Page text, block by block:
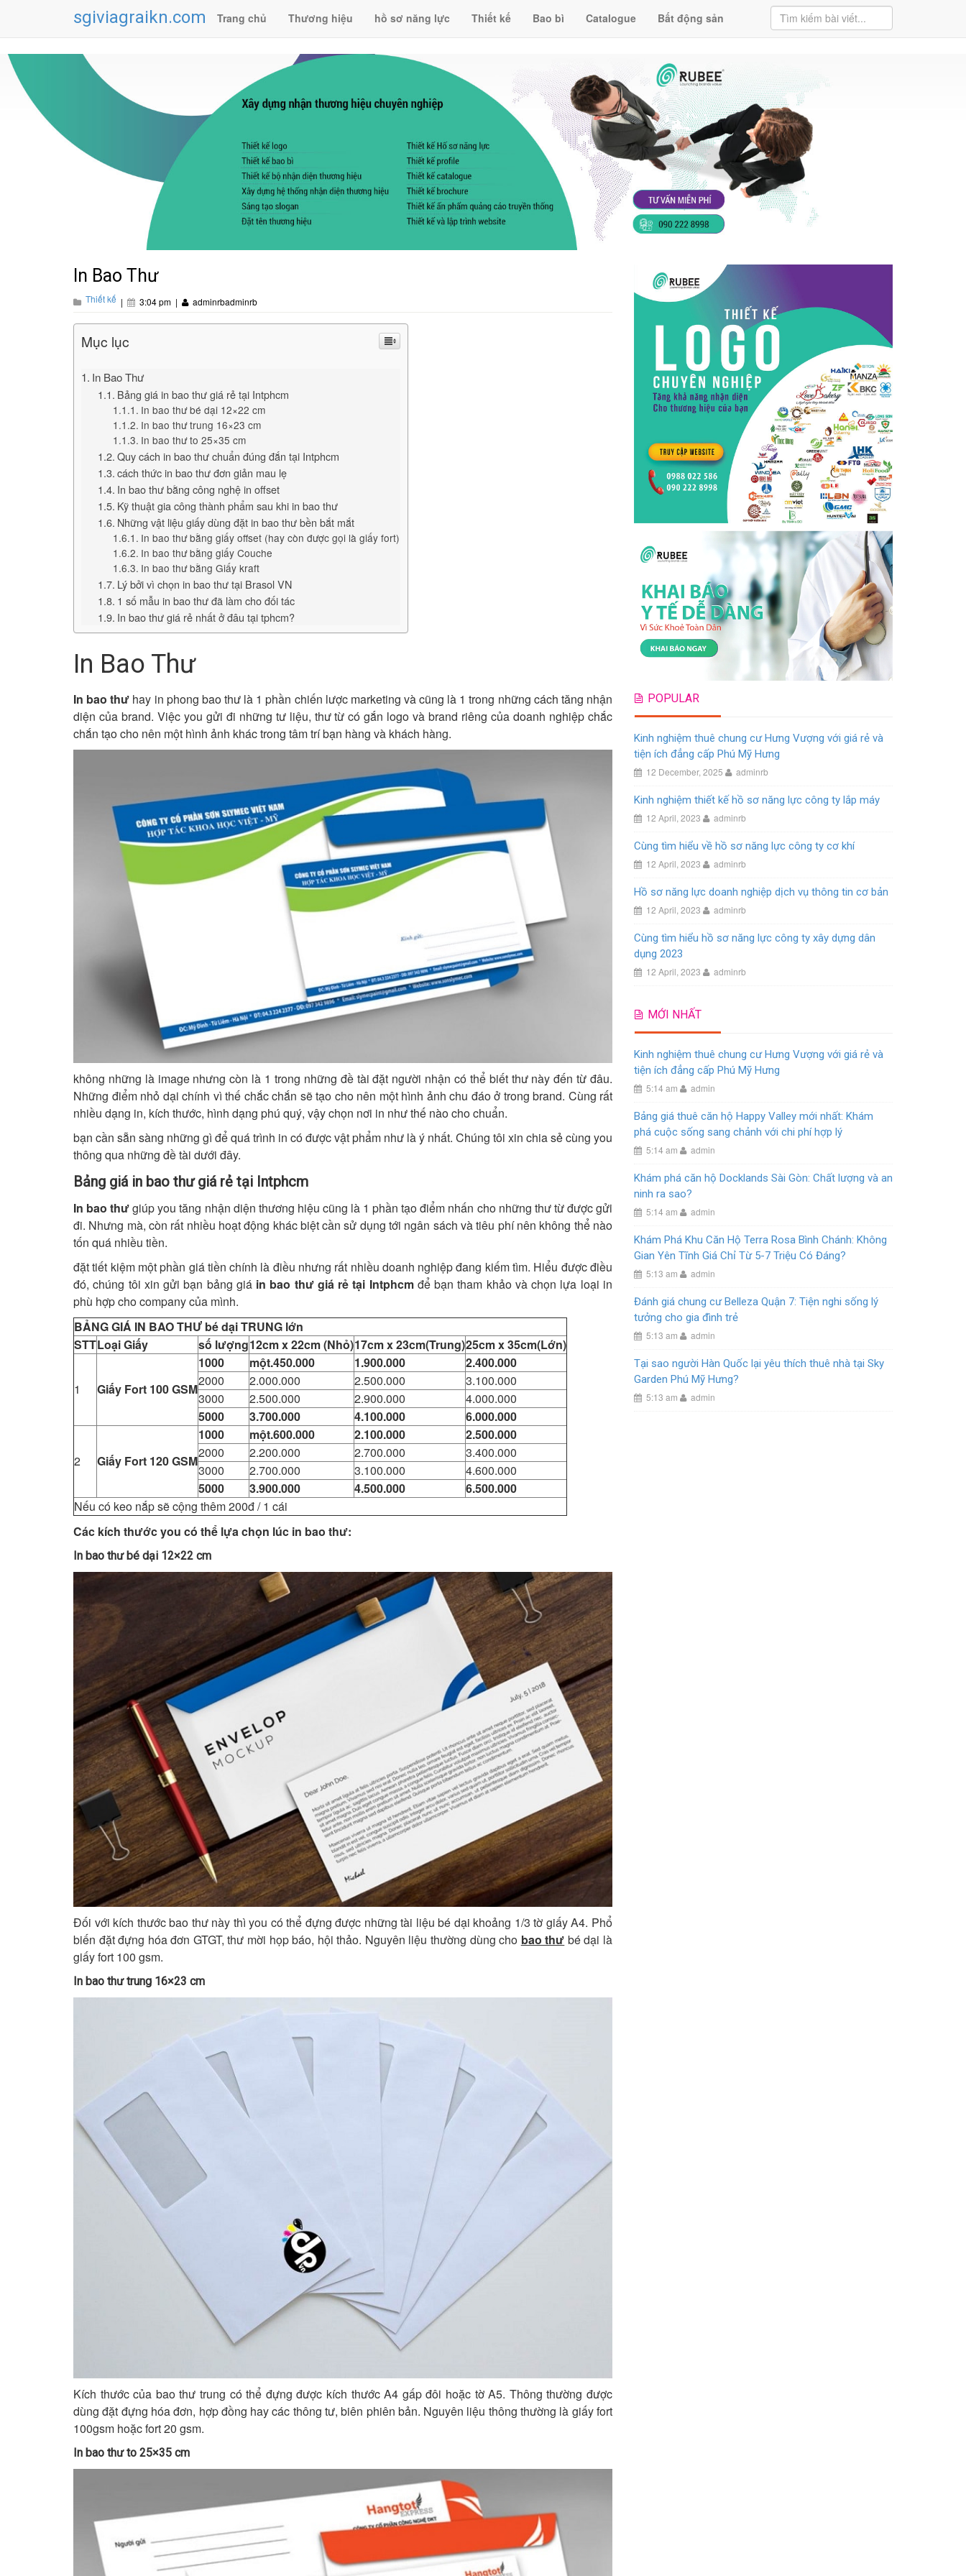
sgiviagraikn.com Trang chủ Thương hiệu hồ sơ năng lực Thiết kế Bao bì Catalogue Bất động sản
In Bao Thư
Thiết kế | 3:04 pm | adminrbadminrb
Mục lục
In Bao Thư
Bảng giá in bao thư giá rẻ tại Intphcm
In bao thư bé dại 12×22 cm
In bao thư trung 16×23 cm
In bao thư to 25×35 cm
Quy cách in bao thư chuẩn đúng đắn tại Intphcm
cách thức in bao thư đơn giản mau lẹ
In bao thư bằng công nghệ in offset
Kỹ thuật gia công thành phẩm sau khi in bao thư
Những vật liệu giấy dùng đặt in bao thư bền bắt mắt
In bao thư bằng giấy offset (hay còn được gọi là giấy fort)
In bao thư bằng giấy Couche
In bao thư bằng Giấy kraft
Lý bởi vì chọn in bao thư tại Brasol VN
1 số mẫu in bao thư đã làm cho đối tác
In bao thư giá rẻ nhất ở đâu tại tphcm?
In Bao Thư
In bao thư hay in phong bao thư là 1 phần chiến lược marketing và cũng là 1 trong những cách tăng nhận
diện của brand. Việc you gửi đi những tư liệu, thư từ có gắn logo và brand riêng của doanh nghiệp chắc
chắn tạo cho nên một hình ảnh khác trong tâm trí bạn hàng và khách hàng.
không những là image nhưng còn là 1 trong những đề tài đặt người nhận có thể biết thư này đến từ đâu.
Những điểm nhỏ dại chính vì thế chắc chắn sẽ tạo cho nên một hình ảnh chu đáo ở trong brand. Cùng rất
nhiều dạng in, kích thước, hình dạng phú quý, vậy chọn nơi in như thế nào cho chuẩn.
bạn cần sẵn sàng những gì để quá trình in có được vật phẩm như là ý nhất. Chúng tôi xin chia sẻ cùng you
thông qua những đề tài dưới đây.
Bảng giá in bao thư giá rẻ tại Intphcm
In bao thưgiúp you tăng nhận diện thương hiệu cũng là 1 phần tạo điểm nhấn cho những thư từ được gửi
đi. Nhưng mà, còn rất nhiều hoạt động khác biệt cần sử dụng tới ngân sách và tiêu phí nên không thể nào
tốn quá nhiều tiền.
đặt tiết kiệm một phần giá tiền chính là điều nhưng rất nhiều doanh nghiệp đang kiếm tìm. Hiểu được điều
đó, chúng tôi xin gửi bạn bảng giá in bao thư giá rẻ tại Intphcmđể bạn tham khảo và chọn lựa loại in
phù hợp cho company của mình.
BẢNG GIÁ IN BAO THƯ bé dại TRUNG lớn
STTLoại Giấy số lượng12cm x 22cm (Nhỏ)17cm x 23cm(Trung)25cm x 35cm(Lớn)
1 Giấy Fort 100 GSM
1000 một.450.000 1.900.000
2.400.000
2000
2.000.000 2.500.000
3.100.000
3000
2.500.000 2.900.000
4.000.000
5000
3.700.000 4.100.000 6.000.000
2 Giấy Fort 120 GSM
1000 một.600.000 2.100.000
2.500.000
2000
2.200.000 2.700.000
3.400.000
3000
2.700.000 3.100.000
4.600.000
5000
3.900.000 4.500.000
6.500.000
Nếu có keo nắp sẽ cộng thêm 200đ / 1 cái
Các kích thước you có thể lựa chọn lúc in bao thư:
In bao thư bé dại 12×22 cm
Đối với kích thước bao thư này thì you có thể đựng được những tài liệu bé dại khoảng 1/3 tờ giấy A4. Phổ
biến đặt đựng hóa đơn GTGT, thư mời họp báo, hội thảo. Nguyên liệu thường dùng cho bao thư bé dại là
giấy fort 100 gsm.
In bao thư trung 16×23 cm
Kích thước của bao thư trung có thể đựng được kích thước A4 gấp đôi hoặc tờ A5. Thông thường được
dùng đặt đựng hóa đơn, hợp đồng hay các thông tư, biên phiên bản. Nguyên liệu thông thường là giấy fort
100gsm hoặc fort 20 gsm.
In bao thư to 25×35 cm
POPULAR
Kinh nghiệm thuê chung cư Hưng Vượng với giá rẻ và
tiện ích đẳng cấp Phú Mỹ Hưng
12 December, 2025 adminrb
Kinh nghiệm thiết kế hồ sơ năng lực công ty lắp máy
12 April, 2023 adminrb
Cùng tìm hiểu về hồ sơ năng lực công ty cơ khí
12 April, 2023 adminrb
Hồ sơ năng lực doanh nghiệp dịch vụ thông tin cơ bản
12 April, 2023 adminrb
Cùng tìm hiểu hồ sơ năng lực công ty xây dựng dân
dụng 2023
12 April, 2023 adminrb
MỚI NHẤT
Kinh nghiệm thuê chung cư Hưng Vượng với giá rẻ và
tiện ích đẳng cấp Phú Mỹ Hưng
5:14 am admin
Bảng giá thuê căn hộ Happy Valley mới nhất: Khám
phá cuộc sống sang chảnh với chi phí hợp lý
5:14 am admin
Khám phá căn hộ Docklands Sài Gòn: Chất lượng và an
ninh ra sao?
5:14 am admin
Khám Phá Khu Căn Hộ Terra Rosa Bình Chánh: Không
Gian Yên Tĩnh Giá Chỉ Từ 5-7 Triệu Có Đáng?
5:13 am admin
Đánh giá chung cư Belleza Quận 7: Tiện nghi sống lý
tưởng cho gia đình trẻ
5:13 am admin
Tại sao người Hàn Quốc lại yêu thích thuê nhà tại Sky
Garden Phú Mỹ Hưng?
5:13 am admin